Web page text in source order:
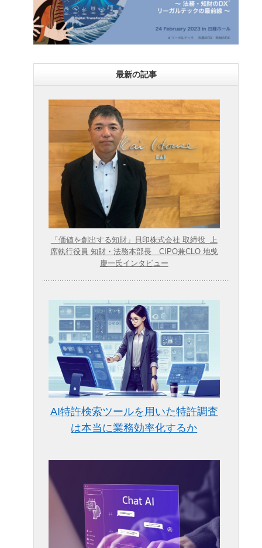
最新の記事
「価値を創出する知財」貝印株式会社 取締役 上
席執行役員 知財・法務本部長 CIPO兼CLO 地曵
慶一氏インタビュー
AI特許検索ツールを用いた特許調査
は本当に業務効率化するか